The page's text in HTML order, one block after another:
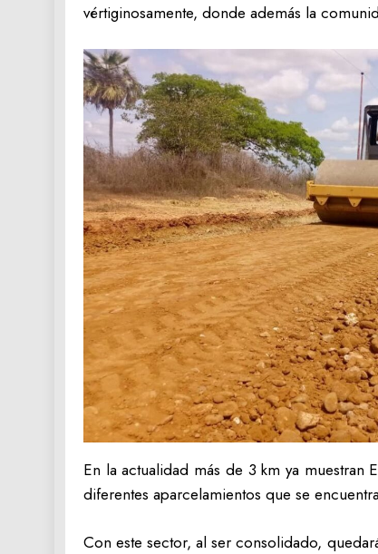
vértiginosamente, donde además la
En la actualidad más de 3 km ya muestran
diferentes aparcelamientos que se
Con este sector, al ser consolidado,